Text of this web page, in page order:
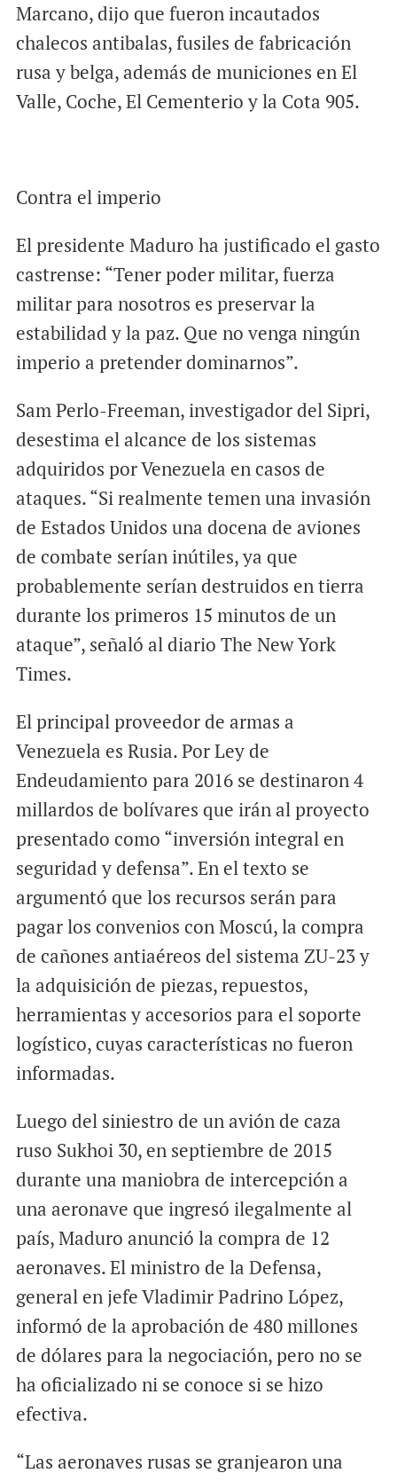
Marcano, dijo que fueron incautados
chalecos antibalas, fusiles de fabricación
rusa y belga, además de municiones en El
Valle, Coche, El Cementerio y la Cota 905.
Contra el imperio
El presidente Maduro ha justificado el gasto
castrense: “Tener poder militar, fuerza
militar para nosotros es preservar la
estabilidad y la paz. Que no venga ningún
imperio a pretender dominarnos”.
Sam Perlo-Freeman, investigador del Sipri,
desestima el alcance de los sistemas
adquiridos por Venezuela en casos de
ataques. “Si realmente temen una invasión
de Estados Unidos una docena de aviones
de combate serían inútiles, ya que
probablemente serían destruidos en tierra
durante los primeros 15 minutos de un
ataque”, señaló al diario The New York
Times.
El principal proveedor de armas a
Venezuela es Rusia. Por Ley de
Endeudamiento para 2016 se destinaron 4
millardos de bolívares que irán al proyecto
presentado como “inversión integral en
seguridad y defensa”. En el texto se
argumentó que los recursos serán para
pagar los convenios con Moscú, la compra
de cañones antiaéreos del sistema ZU-23 y
la adquisición de piezas, repuestos,
herramientas y accesorios para el soporte
logístico, cuyas características no fueron
informadas.
Luego del siniestro de un avión de caza
ruso Sukhoi 30, en septiembre de 2015
durante una maniobra de intercepción a
una aeronave que ingresó ilegalmente al
país, Maduro anunció la compra de 12
aeronaves. El ministro de la Defensa,
general en jefe Vladimir Padrino López,
informó de la aprobación de 480 millones
de dólares para la negociación, pero no se
ha oficializado ni se conoce si se hizo
efectiva.
“Las aeronaves rusas se granjearon una